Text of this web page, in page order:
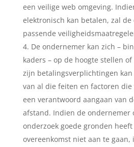
een veilige web omgeving.
elektronisch kan betalen, zal
passende
De ondernemer kan zich –
kaders – op de hoogte stellen
zijn betalingsverplichtingen kan
van al die feiten en factoren
een verantwoord aangaan van
afstand. Indien de ondernemer
onderzoek goede gronden heeft
overeenkomst niet aan te gaan,